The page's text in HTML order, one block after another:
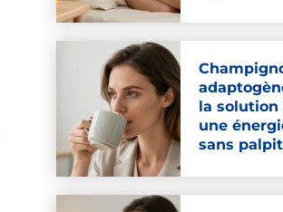
la solution
une
sans